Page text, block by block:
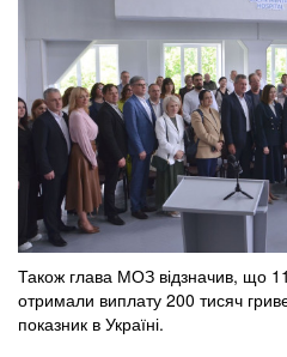
Також глава МОЗ відзначив, що
отримали виплату 200 тисяч
показник в Україні.